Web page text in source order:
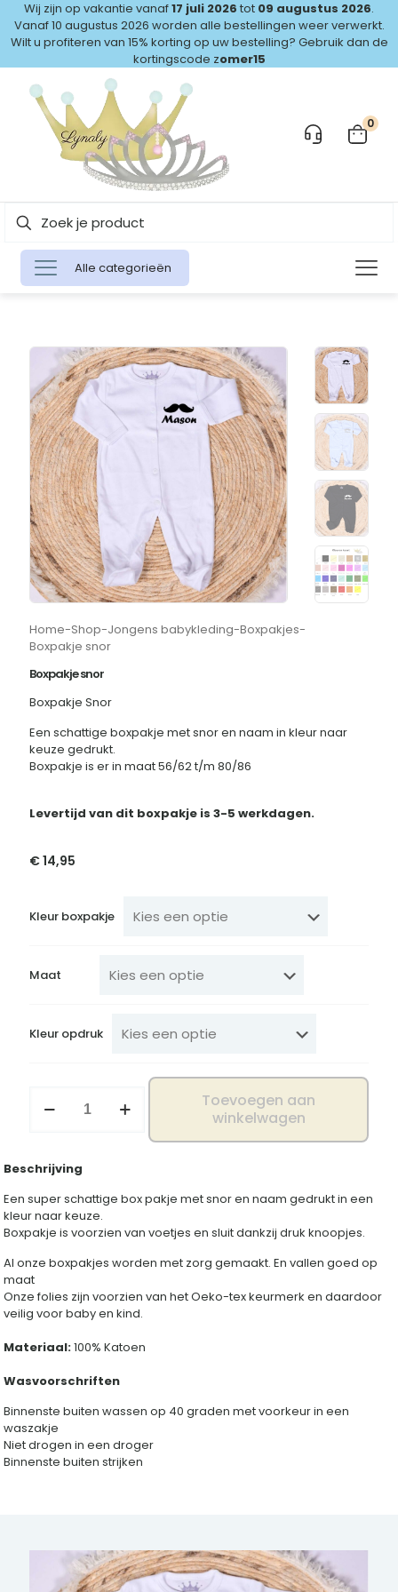
Wij zijn op vakantie vanaf17 juli 2026 tot 09 augustus 2026.
Vanaf 10 augustus 2026 worden alle bestellingen weer verwerkt.
Wilt u profiteren van 15% korting op uw bestelling? Gebruik dan de
kortingscode zomer15
0
Alle categorieën
Home-Shop-Jongens babykleding-Boxpakjes-
Boxpakje snor
Boxpakje snor
Boxpakje Snor
Een schattige boxpakje met snor en naam in kleur naar
keuze gedrukt.
Boxpakje is er in maat 56/62 t/m 80/86
Levertijd van dit boxpakje is 3-5 werkdagen.
€14,95
Kleur boxpakje
Maat
Kleur opdruk
snor
Toevoegen aan
winkelwagen
Beschrijving
Een super schattige box pakje met snor en naam gedrukt in een
kleur naar keuze.
Boxpakje is voorzien van voetjes en sluit dankzij druk knoopjes.
Al onze boxpakjes worden met zorg gemaakt. En vallen goed op
maat
Onze folies zijn voorzien van het Oeko-tex keurmerk en daardoor
veilig voor baby en kind.
Materiaal:100% Katoen
Wasvoorschriften
Binnenste buiten wassen op 40 graden met voorkeur in een
waszakje
Niet drogen in een droger
Binnenste buiten strijken